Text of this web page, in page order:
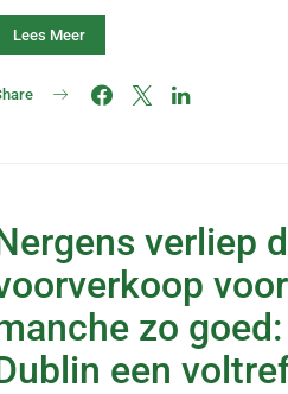
Lees Meer
verliep
zo
een